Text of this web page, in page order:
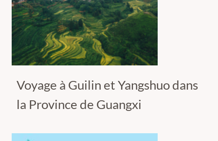
Voyage à Guilin et Yangshuo dans
la Province de Guangxi